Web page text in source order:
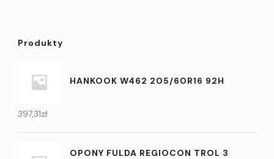
Produkty
HANKOOK W462 205/60R16 92H
397,31zł
OPONY FULDA REGIOCON TROL 3